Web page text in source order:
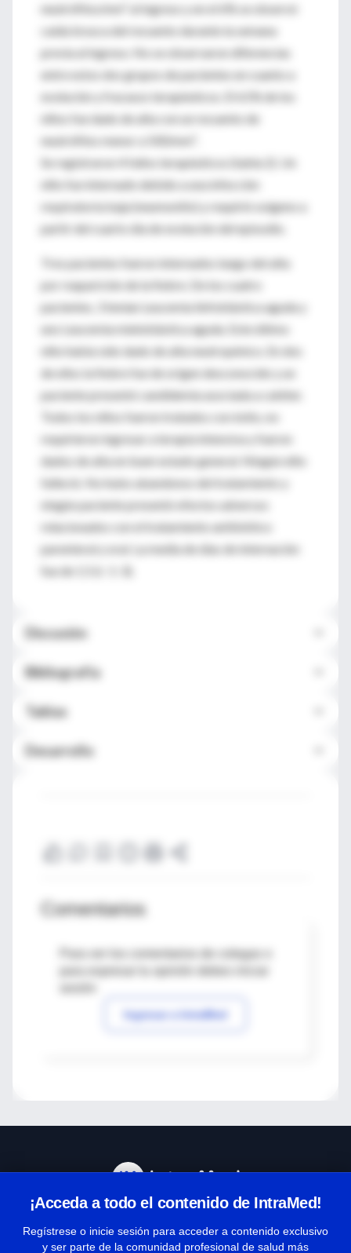
neutrófilos/mm³ al ingreso y en el 6% se observó
caída brusca del recuento durante la semana
previa al ingreso. No se observaron diferencias
entre estos dos grupos de pacientes en cuanto a
evolución y fracasos terapéuticos. El 61% de los
niños fue dado de alta con un recuento de
neutrófilos menor a 500/mm³.
Se registraron 4 fallos terapéuticos (tabla 2). Un
niño fue internado debido a una infección
respiratoria baja (neumonitis) y requirió oxígeno a
partir del cuarto día de evolución del episodio.
Tres pacientes fueron internados luego del alta
por reaparición de la fiebre. De los cuatro
pacientes, 3 tenían Leucemia linfoblástica aguda y
uno Leucemia mieloblástica aguda. Este último
niño había sido dado de alta neutropénico. En dos
de ellos la fiebre fue de origen desconocido y un
paciente presentó candidemia asociada a catéter.
Todos los niños fueron tratados con éxito, no
requirieron ingresar a terapia intensiva y fueron
dados de alta en buen estado general. Ningún niño
falleció. No hubo abandonos del tratamiento y
ningún paciente presentó efectos adversos
relacionados con el tratamiento antibiótico
parenteral y oral. La media de días de internación
fue de 1.5 (r: 1-3).
Discusión
Bibliografía
Tablas
Desarrollo
Comentarios
Para ver los comentarios de colegas o
Ingresar a IntraMed
¡Acceda a todo el contenido de IntraMed!
Regístrese o inicie sesión para acceder a contenido exclusivo
y ser parte de la comunidad profesional de salud más